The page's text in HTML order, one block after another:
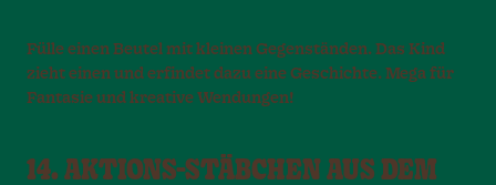
Fülle einen Beutel mit kleinen Gegenständen. Das Kind
zieht einen und erfindet dazu eine Geschichte. Mega für
Fantasie und kreative Wendungen!
14. AKTIONS-STÄBCHEN AUS DEM